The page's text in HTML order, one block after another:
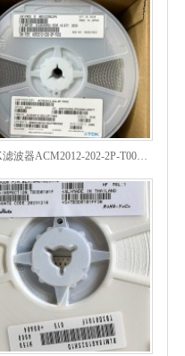
TDK滤波器ACM2012-202-2P-T002参数